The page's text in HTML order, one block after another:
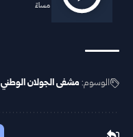
2025/10/25 7:41 مساءً
الوسوم: مشفى الجولان الوطني